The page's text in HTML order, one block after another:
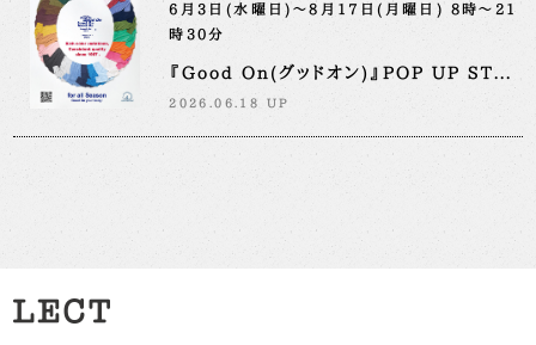
6月3日(水曜日)～8月17日(月曜日) 8時～21
時30分
『Good On(グッドオン)』POP UP ST...
2026.06.18 UP